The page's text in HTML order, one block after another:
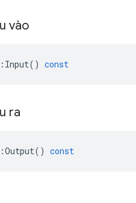
vào
Input() const
ra
Output() const